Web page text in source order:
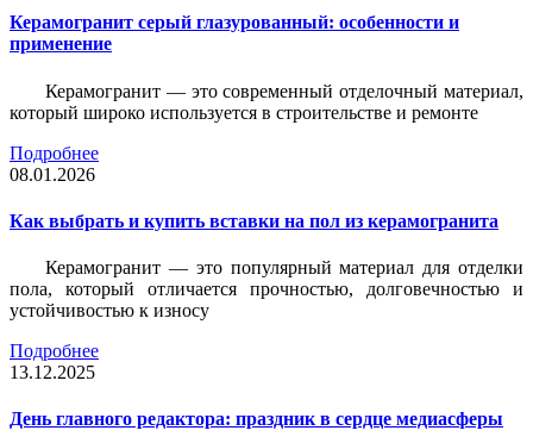
Керамогранит серый глазурованный: особенности и
применение
Керамогранит — это современный отделочный материал,
который широко используется в строительстве и ремонте
Подробнее
08.01.2026
Как выбрать и купить вставки на пол из керамогранита
Керамогранит — это популярный материал для отделки
пола, который отличается прочностью, долговечностью и
устойчивостью к износу
Подробнее
13.12.2025
День главного редактора: праздник в сердце медиасферы